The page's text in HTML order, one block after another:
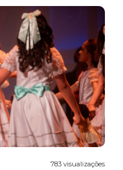
783 visualizações